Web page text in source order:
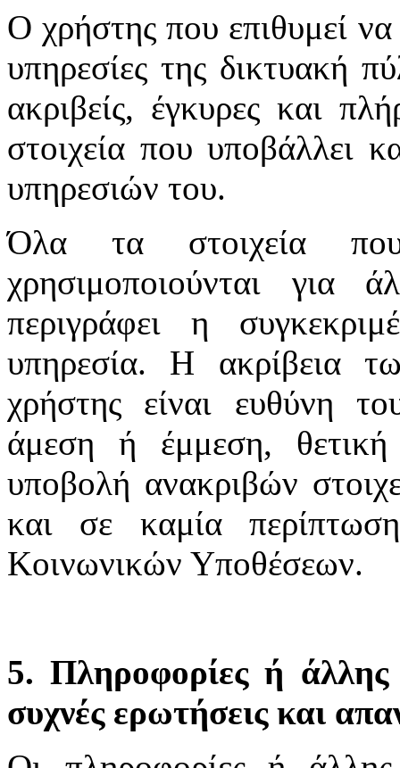
Ο χρήστης που επιθυμεί να
υπηρεσίες της δικτυακή
ακριβείς, έγκυρες και
στοιχεία που υποβάλλει
υπηρεσιών του.
Όλα τα στοιχεία
χρησιμοποιούνται
περιγράφει η
υπηρεσία. Η ακρίβεια
χρήστης είναι ευθύνη
άμεση ή έμμεση,
υποβολή ανακριβών
και σε καμία
Κοινωνικών Υποθέσεων.
5. Πληροφορίες ή άλλης
συχνές ερωτήσεις και